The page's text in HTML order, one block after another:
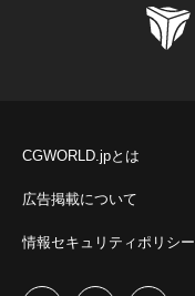
CGWORLD.jpとは
広告掲載について
情報セキュリティポリシー